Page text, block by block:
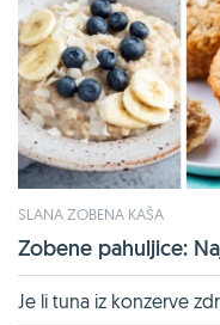
SLANA ZOBENA KAŠA
Zobene pahuljice:
Je li tuna iz konzerve